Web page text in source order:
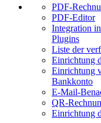
PDF-
PDF-Editor
Integration
Plugins
Liste der
Einrichtung
Einrichtung
Bankkonto
E-Mail-
QR-
Einrichtung